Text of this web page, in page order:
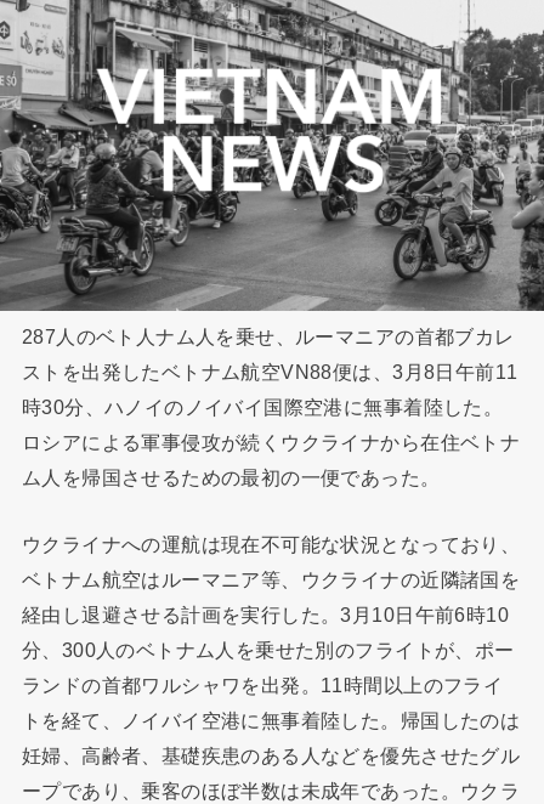
287人のベト人ナム人を乗せ、ルーマニアの首都ブカレ
ストを出発したベトナム航空VN88便は、3月8日午前11
時30分、ハノイのノイバイ国際空港に無事着陸した。
ロシアによる軍事侵攻が続くウクライナから在住ベトナ
ム人を帰国させるための最初の一便であった。
ウクライナへの運航は現在不可能な状況となっており、
ベトナム航空はルーマニア等、ウクライナの近隣諸国を
経由し退避させる計画を実行した。3月10日午前6時10
分、300人のベトナム人を乗せた別のフライトが、ポー
ランドの首都ワルシャワを出発。11時間以上のフライ
トを経て、ノイバイ空港に無事着陸した。帰国したのは
妊婦、高齢者、基礎疾患のある人などを優先させたグル
ープであり、乗客のほぼ半数は未成年であった。ウクラ